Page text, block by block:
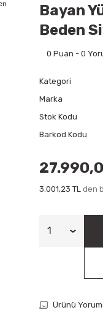
Bayan
Beden
0 Puan - 0
Kategori
Marka
Stok Kodu
Barkod Kodu
3.001,23 TL den
Ürünü